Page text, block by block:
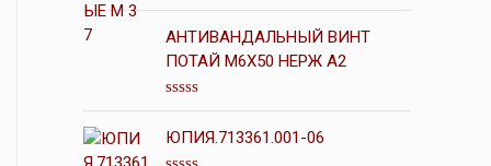
н
к
а
0
з
5
АНТИВАНДАЛЬНЫЙ ВИНТ
ПОТАЙ М6Х50 НЕРЖ А2
О
ц
е
н
ЮПИЯ.713361.001-06